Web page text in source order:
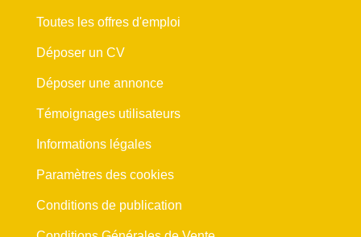
Toutes les offres d'emploi
Déposer un CV
Déposer une annonce
Témoignages utilisateurs
Informations légales
Paramètres des cookies
Conditions de publication